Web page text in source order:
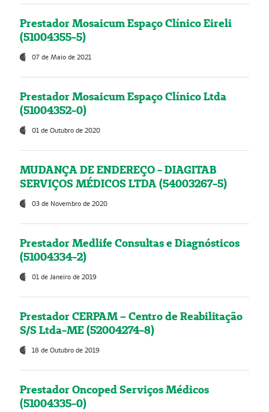
Prestador Mosaicum Espaço Clínico Eireli
(51004355-5)
07 de Maio de 2021
Prestador Mosaicum Espaço Clínico Ltda
(51004352-0)
01 de Outubro de 2020
MUDANÇA DE ENDEREÇO - DIAGITAB
SERVIÇOS MÉDICOS LTDA (54003267-5)
03 de Novembro de 2020
Prestador Medlife Consultas e Diagnósticos
(51004334-2)
01 de Janeiro de 2019
Prestador CERPAM – Centro de Reabilitação
S/S Ltda-ME (52004274-8)
18 de Outubro de 2019
Prestador Oncoped Serviços Médicos
(51004335-0)